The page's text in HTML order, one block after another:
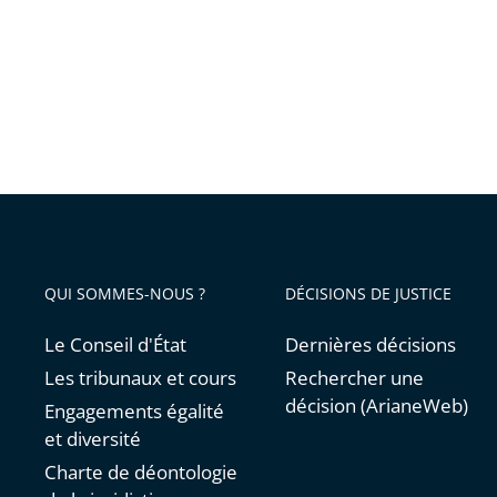
QUI SOMMES-NOUS ?
Le Conseil d'État
Les tribunaux et cours
Engagements égalité
et diversité
Charte de déontologie
DÉCISIONS DE JUSTICE
Dernières décisions
Rechercher une
décision (ArianeWeb)